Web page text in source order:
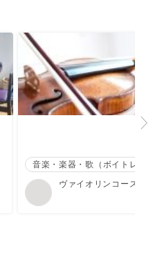
音楽・楽器・歌（ボイトレ...
ヴァイオリンコース（